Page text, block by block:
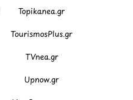
Topikanea.gr
TourismosPlus.gr
TVnea.gr
Upnow.gr